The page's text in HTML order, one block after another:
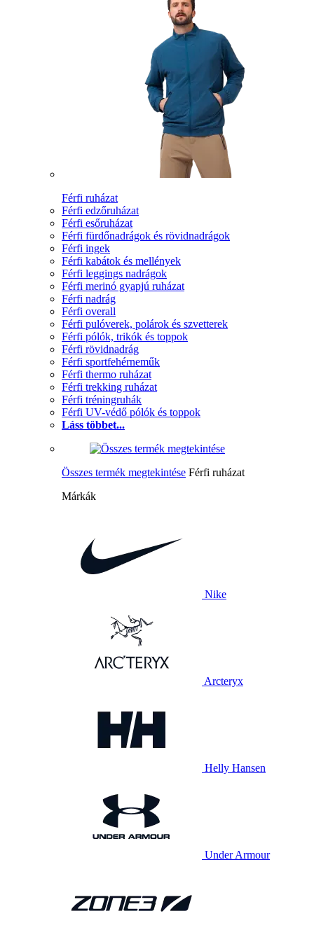
Férfi ruházat
Férfi edzőruházat
Férfi esőruházat
Férfi fürdőnadrágok és rövidnadrágok
Férfi ingek
Férfi kabátok és mellények
Férfi leggings nadrágok
Férfi merinó gyapjú ruházat
Férfi nadrág
Férfi overall
Férfi pulóverek, polárok és szvetterek
Férfi pólók, trikók és toppok
Férfi rövidnadrág
Férfi sportfehérneműk
Férfi thermo ruházat
Férfi trekking ruházat
Férfi tréningruhák
Férfi UV-védő pólók és toppok
Láss többet...
Összes termék megtekintése Férfi ruházat
Márkák
Nike
Arcteryx
Helly Hansen
Under Armour